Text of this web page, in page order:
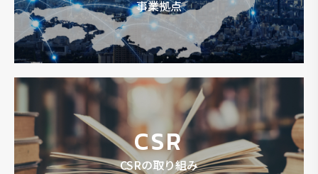
事業拠点
CSR
CSRの取り組み